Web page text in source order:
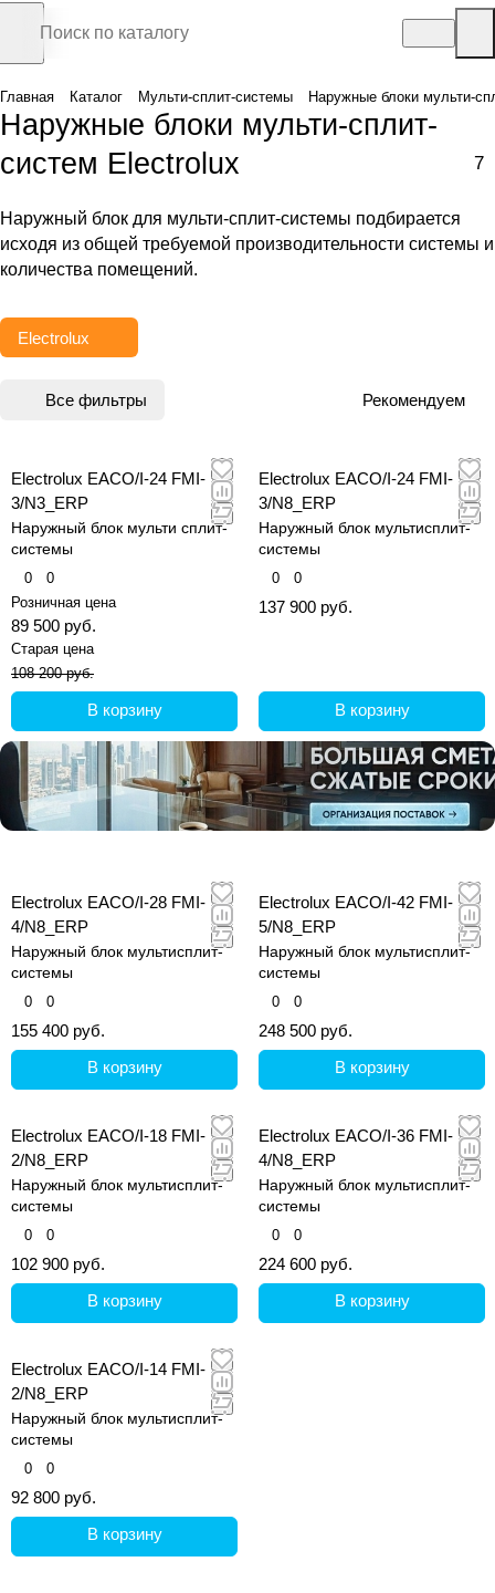
Главная Каталог Мульти-сплит-системы Наружные блоки мульти-
Наружные блоки мульти-сплит-
систем Electrolux
7
Наружный блок для мульти-сплит-системы подбирается
исходя из общей требуемой производительности системы и
количества помещений.
Electrolux
Все фильтры Рекомендуем
Electrolux EACO/I-24 FMI-
3/N3_ERP
Наружный блок мульти сплит-
системы
0
0
Розничная цена
89 500 руб.
Старая цена
108 200 руб.
В корзину
Electrolux EACO/I-24 FMI-
3/N8_ERP
Наружный блок мультисплит-
системы
0 0
137 900 руб.
В корзину
Electrolux EACO/I-28 FMI-
4/N8_ERP
Наружный блок мультисплит-
системы
0 0
155 400 руб.
В корзину
Electrolux EACO/I-42 FMI-
5/N8_ERP
Наружный блок мультисплит-
системы
0 0
248 500 руб.
В корзину
Electrolux EACO/I-18 FMI-
2/N8_ERP
Наружный блок мультисплит-
системы
0 0
102 900 руб.
В корзину
Electrolux EACO/I-36 FMI-
4/N8_ERP
Наружный блок мультисплит-
системы
0 0
224 600 руб.
В корзину
Electrolux EACO/I-14 FMI-
2/N8_ERP
Наружный блок мультисплит-
системы
0 0
92 800 руб.
В корзину